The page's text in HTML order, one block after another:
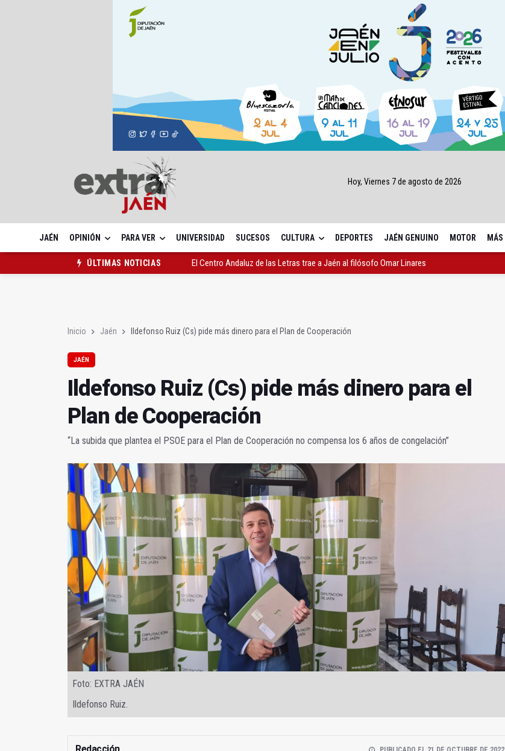
Hoy, Viernes 7 de agosto de 2026
JAÉN OPINIÓN PARA VER UNIVERSIDAD SUCESOS CULTURA DEPORTES JAÉN GENUINO MOTOR MÁS
ÚLTIMAS NOTICIAS
El Centro Andaluz de las Letras trae a Jaén al filósofo Omar Linares
Inicio Jaén Ildefonso Ruiz (Cs) pide más dinero para el Plan de Cooperación
JAÉN
Ildefonso Ruiz (Cs) pide más dinero para el
Plan de Cooperación
“La subida que plantea el PSOE para el Plan de Cooperación no compensa los 6 años de congelación”
Foto: EXTRA JAÉN
Ildefonso Ruiz.